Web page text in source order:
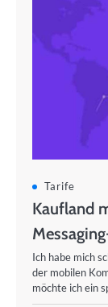
Tarife
Kaufland
Ich habe mich
der mobilen
möchte ich ein